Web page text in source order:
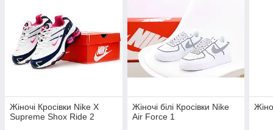
Жіночі Кросівки Nike Х
Supreme Shox Ride 2
Жіночі білі Кросівки Nike
Air Force 1